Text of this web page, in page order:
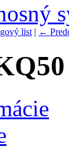
list | ←